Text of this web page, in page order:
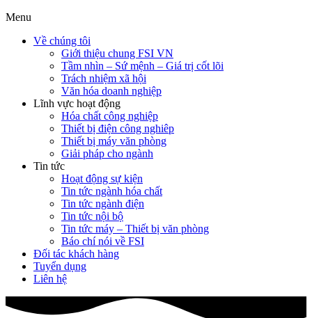
Menu
Về chúng tôi
Giới thiệu chung FSI VN
Tầm nhìn – Sứ mệnh – Giá trị cốt lõi
Trách nhiệm xã hội
Văn hóa doanh nghiệp
Lĩnh vực hoạt động
Hóa chất công nghiệp
Thiết bị điện công nghiêp
Thiết bị máy văn phòng
Giải pháp cho ngành
Tin tức
Hoạt động sự kiện
Tin tức ngành hóa chất
Tin tức ngành điện
Tin tức nội bộ
Tin tức máy – Thiết bị văn phòng
Báo chí nói về FSI
Đối tác khách hàng
Tuyển dụng
Liên hệ